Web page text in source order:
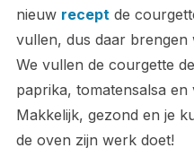
nieuw receptde
vullen, dus daar brengen
We vullen de courgette
paprika, tomatensalsa
Makkelijk, gezond en je
de oven zijn werk doet!